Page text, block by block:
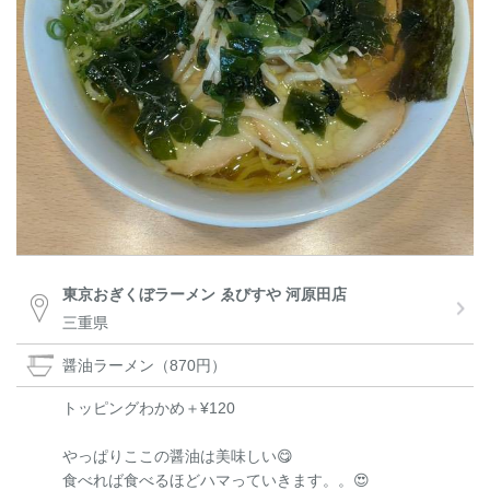
東京おぎくぼラーメン ゑびすや 河原田店
三重県
醤油ラーメン（870円）
トッピングわかめ＋¥120
やっぱりここの醤油は美味しい😋
食べれば食べるほどハマっていきます。。😍